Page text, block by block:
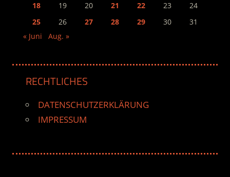
18
19 20 21 22 23
24
25
26 27 28 29 30
31
« Juni
Aug. »
RECHTLICHES
DATENSCHUTZERKLÄRUNG
IMPRESSUM